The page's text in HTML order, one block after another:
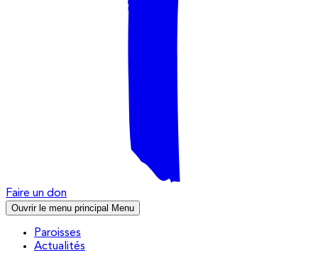
Faire un don
Ouvrir le menu principal Menu
Paroisses
Actualités